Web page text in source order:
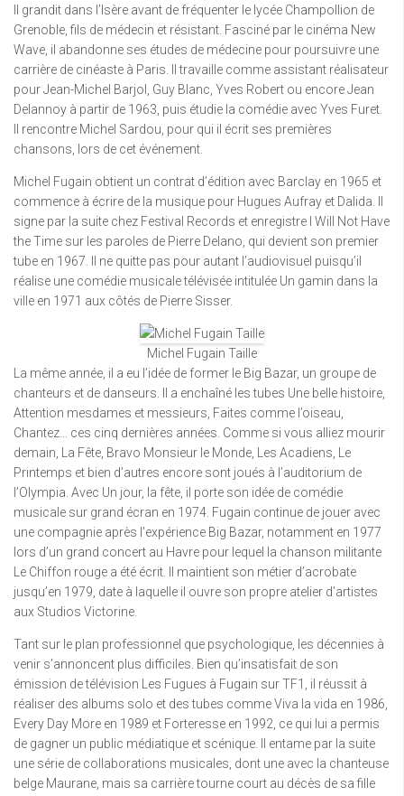
Il grandit dans l’Isère avant de fréquenter le lycée Champollion de
Grenoble, fils de médecin et résistant. Fasciné par le cinéma New
Wave, il abandonne ses études de médecine pour poursuivre une
carrière de cinéaste à Paris. Il travaille comme assistant réalisateur
pour Jean-Michel Barjol, Guy Blanc, Yves Robert ou encore Jean
Delannoy à partir de 1963, puis étudie la comédie avec Yves Furet.
Il rencontre Michel Sardou, pour qui il écrit ses premières
chansons, lors de cet événement.
Michel Fugain obtient un contrat d’édition avec Barclay en 1965 et
commence à écrire de la musique pour Hugues Aufray et Dalida. Il
signe par la suite chez Festival Records et enregistre I Will Not Have
the Time sur les paroles de Pierre Delano, qui devient son premier
tube en 1967. Il ne quitte pas pour autant l’audiovisuel puisqu’il
réalise une comédie musicale télévisée intitulée Un gamin dans la
ville en 1971 aux côtés de Pierre Sisser.
Michel Fugain Taille
La même année, il a eu l’idée de former le Big Bazar, un groupe de
chanteurs et de danseurs. Il a enchaîné les tubes Une belle histoire,
Attention mesdames et messieurs, Faites comme l’oiseau,
Chantez… ces cinq dernières années. Comme si vous alliez mourir
demain, La Fête, Bravo Monsieur le Monde, Les Acadiens, Le
Printemps et bien d’autres encore sont joués à l’auditorium de
l’Olympia. Avec Un jour, la fête, il porte son idée de comédie
musicale sur grand écran en 1974. Fugain continue de jouer avec
une compagnie après l’expérience Big Bazar, notamment en 1977
lors d’un grand concert au Havre pour lequel la chanson militante
Le Chiffon rouge a été écrit. Il maintient son métier d’acrobate
jusqu’en 1979, date à laquelle il ouvre son propre atelier d’artistes
aux Studios Victorine.
Tant sur le plan professionnel que psychologique, les décennies à
venir s’annoncent plus difficiles. Bien qu’insatisfait de son
émission de télévision Les Fugues à Fugain sur TF1, il réussit à
réaliser des albums solo et des tubes comme Viva la vida en 1986,
Every Day More en 1989 et Forteresse en 1992, ce qui lui a permis
de gagner un public médiatique et scénique. Il entame par la suite
une série de collaborations musicales, dont une avec la chanteuse
belge Maurane, mais sa carrière tourne court au décès de sa fille